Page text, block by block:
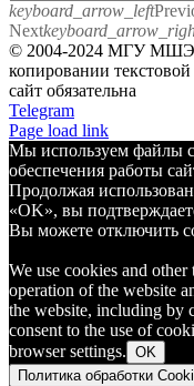
keyboard_arrow_left
Next
© 2004-2024 МГУ МШЭ
копировании
сайт обязательна
Telegram
Page load link
Мы используем файлы
обеспечения работы
Продолжая
«OK», вы
Вы можете отключить
We use cookies and
operation of the website
the website, including
consent to the use of
browser settings. OK
Политика обработки